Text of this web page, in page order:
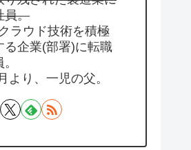
員。
ラウド技術を積極
る企業(部署)に転職
より、一児の父。